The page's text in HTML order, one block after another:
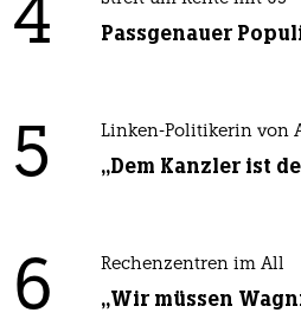
4 Passgenauer
5 Linken-Politikerin von
„Dem Kanzler ist
6 Rechenzentren im All
„Wir müssen